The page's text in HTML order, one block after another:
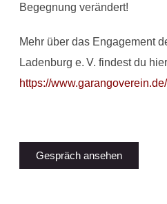
Begegnung verändert!
Mehr über das Engagement
Ladenburg e. V. findest du
https://www.garangoverein.de/
Gespräch ansehen